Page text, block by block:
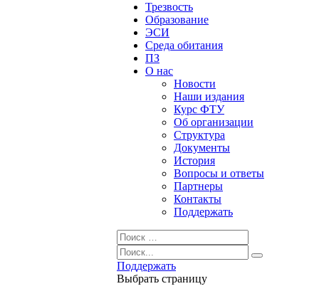
Трезвость
Образование
ЭСИ
Среда обитания
ПЗ
О нас
Новости
Наши издания
Курс ФТУ
Об организации
Структура
Документы
История
Вопросы и ответы
Партнеры
Контакты
Поддержать
Поддержать
Выбрать страницу